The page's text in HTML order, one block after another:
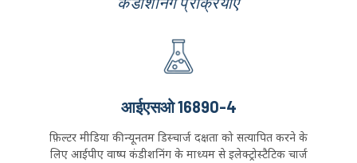
ग्रेविमेट्रिक निर्धारण
ग्रेविमेट्रिक दक्षता और प्रतिरोध विकास का निर्धारण.
कंडीशनिंग प्रक्रियाएं